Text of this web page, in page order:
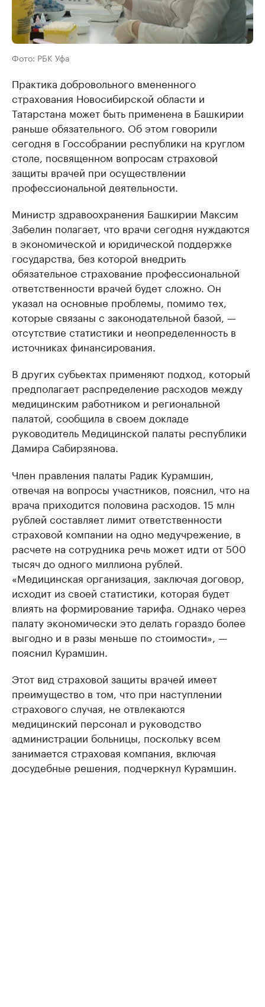
Фото: РБК Уфа
Практика добровольного вмененного
страхования Новосибирской области и
Татарстана может быть применена в Башкирии
раньше обязательного. Об этом говорили
сегодня в Госсобрании республики на круглом
столе, посвященном вопросам страховой
защиты врачей при осуществлении
профессиональной деятельности.
Министр здравоохранения Башкирии Максим
Забелин полагает, что врачи сегодня нуждаются
в экономической и юридической поддержке
государства, без которой внедрить
обязательное страхование профессиональной
ответственности врачей будет сложно. Он
указал на основные проблемы, помимо тех,
которые связаны с законодательной базой, —
отсутствие статистики и неопределенность в
источниках финансирования.
В других субьектах применяют подход, который
предполагает распределение расходов между
медицинским работником и региональной
палатой, сообщила в своем докладе
руководитель Медицинской палаты республики
Дамира Сабирзянова.
Член правления палаты Радик Курамшин,
отвечая на вопросы участников, пояснил, что на
врача приходится половина расходов. 15 млн
рублей составляет лимит ответственности
страховой компании на одно медучрежение, в
расчете на сотрудника речь может идти от 500
тысяч до одного миллиона рублей.
«Медицинская организация, заключая договор,
исходит из своей статистики, которая будет
влиять на формирование тарифа. Однако через
палату экономически это делать гораздо более
выгодно и в разы меньше по стоимости», —
пояснил Курамшин.
Этот вид страховой защиты врачей имеет
преимущество в том, что при наступлении
страхового случая, не отвлекаются
медицинский персонал и руководство
администрации больницы, поскольку всем
занимается страховая компания, включая
досудебные решения, подчеркнул Курамшин.